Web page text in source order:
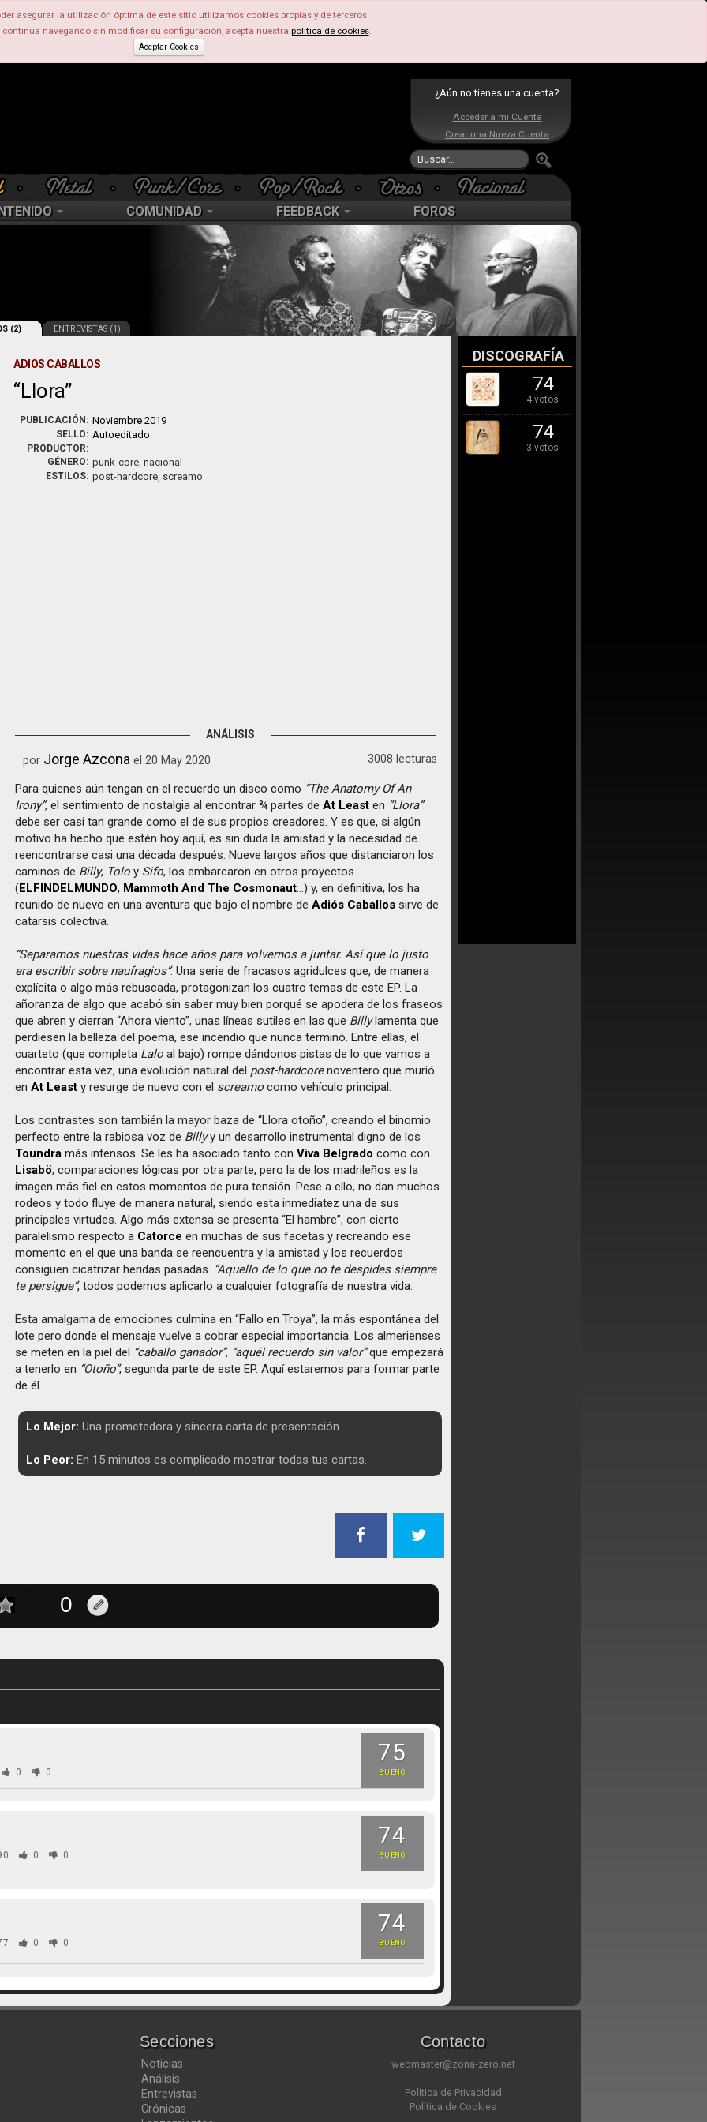
asegurar la utilización óptima de este sitio utilizamos cookies propias y de terceros.
continúa navegando sin modificar su configuración, acepta nuestra política de cookies.
Aceptar Cookies
¿Aún no tienes una cuenta?
Acceder a mi Cuenta
Crear una Nueva Cuenta
COMUNIDAD FEEDBACK FOROS
(2) ENTREVISTAS (1)
ADIOS CABALLOS
Llora
PUBLICACIÓN: Noviembre 2019
SELLO: Autoeditado
PRODUCTOR:
GÉNERO: punk-core, nacional
ESTILOS: post-hardcore, screamo
ANÁLISIS
por Jorge Azcona el 20 May 2020 3008 lecturas
Para quienes aún tengan en el recuerdo un disco como “The Anatomy Of An
Irony”, el sentimiento de nostalgia al encontrar ¾ partes deAt Least en “Llora”
debe ser casi tan grande como el de sus propios creadores. Y es que, si algún
motivo ha hecho que estén hoy aquí, es sin duda la amistad y la necesidad de
reencontrarse casi una década después. Nueve largos años que distanciaron los
caminos de Billy, Tolo y Sifo, los embarcaron en otros proyectos
(ELFINDELMUNDO, Mammoth And The Cosmonaut…) y, en definitiva, los ha
reunido de nuevo en una aventura que bajo el nombre deAdiós Caballos sirve de
catarsis colectiva.
“Separamos nuestras vidas hace años para volvernos a juntar. Así que lo justo
era escribir sobre naufragios”. Una serie de fracasos agridulces que, de manera
explícita o algo más rebuscada, protagonizan los cuatro temas de este EP. La
añoranza de algo que acabó sin saber muy bien porqué se apodera de los fraseos
que abren y cierran “Ahora viento”, unas líneas sutiles en las que Billylamenta que
perdiesen la belleza del poema, ese incendio que nunca terminó. Entre ellas, el
cuarteto (que completa Lalo al bajo) rompe dándonos pistas de lo que vamos a
encontrar esta vez, una evolución natural del post-hardcorenoventero que murió
enAt Least y resurge de nuevo con el screamo como vehículo principal.
Los contrastes son también la mayor baza de “Llora otoño”, creando el binomio
perfecto entre la rabiosa voz de Billyy un desarrollo instrumental digno de los
Toundra más intensos. Se les ha asociado tanto conViva Belgrado como con
Lisabö, comparaciones lógicas por otra parte, pero la de los madrileños es la
imagen más fiel en estos momentos de pura tensión. Pese a ello, no dan muchos
rodeos y todo fluye de manera natural, siendo esta inmediatez una de sus
principales virtudes. Algo más extensa se presenta “El hambre”, con cierto
paralelismo respecto a Catorce en muchas de sus facetas y recreando ese
momento en el que una banda se reencuentra y la amistad y los recuerdos
consiguen cicatrizar heridas pasadas. “Aquello de lo que no te despides siempre
te persigue”, todos podemos aplicarlo a cualquier fotografía de nuestra vida.
Esta amalgama de emociones culmina en “Fallo en Troya”, la más espontánea del
lote pero donde el mensaje vuelve a cobrar especial importancia. Los almerienses
se meten en la piel del “caballo ganador”, “aquél recuerdo sin valor”que empezará
a tenerlo en “Otoño”, segunda parte de este EP. Aquí estaremos para formar parte
de él.
Lo Mejor: Una prometedora y sincera carta de presentación.
Lo Peor: En 15 minutos es complicado mostrar todas tus cartas.
75
BUENO
0 0
74
BUENO
0 0
74
BUENO
0 0
DISCOGRAFÍA
74
4 votos
74
3 votos
Secciones
Noticias
Análisis
Entrevistas
Crónicas
Contacto
webmaster@zona-zero.net
Política de Privacidad
Política de Cookies